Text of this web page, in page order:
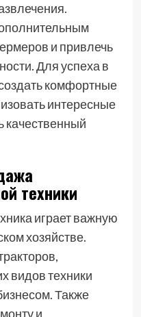
и привлечь
Для успеха в
комфортные
интересные
качественный
техники
играет важную
хозяйстве.
видов техники
Также
и